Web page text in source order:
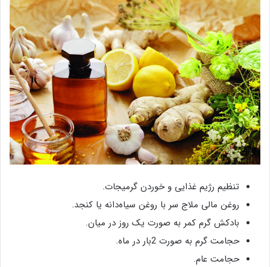
تنظیم رژیم غذایی و خوردن گرمیجات.
روغن مالی ملاج سر با روغن سیاه‌دانه یا کنجد.
بادکش گرم کمر به صورت یک روز در میان.
حجامت گرم به صورت 2بار در ماه.
حجامت عام.